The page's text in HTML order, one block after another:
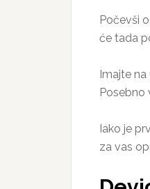
Počevši
će tada
Imajte
Posebno
Iako je
za vas